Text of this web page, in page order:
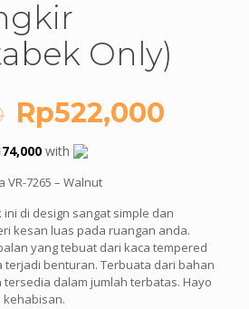
Only)
Original
price
was:
Rp1,500,000.
Rp522,000
with
VR-7265 – Walnut
ini di design sangat simple dan
kesan luas pada ruangan anda.
yang tebuat dari kaca tempered
terjadi benturan. Terbuata dari bahan
dalam jumlah terbatas. Hayo
kehabisan.